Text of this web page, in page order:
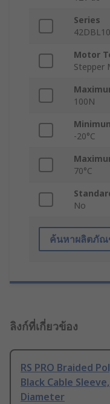
Series
Motor
Stepper
100N
-20°C
70°C
No
ค้นหาผลิตภั
ลิงก์ที่เกี่ยวข้อง
RS PRO Braided
Black Cable
Diameter